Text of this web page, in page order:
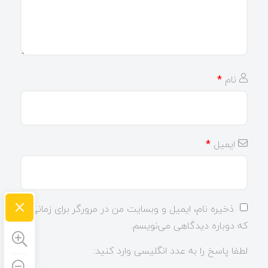
نام *
ایمیل *
ذخیره نام، ایمیل و وبسایت من در مرورگر برای زمانی
که دوباره دیدگاهی می‌نویسم.
لطفا پاسخ را به عدد انگلیسی وارد کنید:
×